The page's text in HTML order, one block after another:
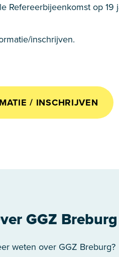
Refereerbijeenkomst op
inschrijven.
/ INSCHRIJVEN
GGZ Breburg
weten over GGZ Breburg?